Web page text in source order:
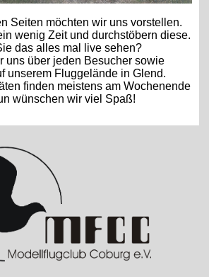
Seiten möchten wir uns vorstellen.
wenig Zeit und durchstöbern diese.
das alles mal live sehen?
uns über jeden Besucher sowie
unserem Fluggelände in Glend.
finden meistens am Wochenende
wünschen wir viel Spaß!